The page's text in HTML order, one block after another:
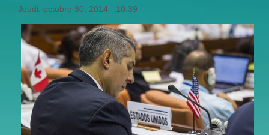
Jeudi, octobre 30, 2014 - 10:39